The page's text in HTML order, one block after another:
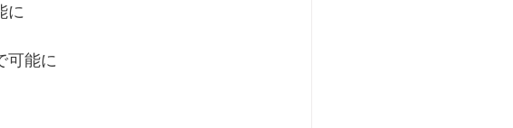
に
可能に